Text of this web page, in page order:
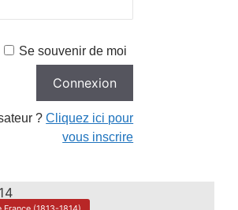
Se souvenir de moi
?Cliquez ici pour
vous inscrire